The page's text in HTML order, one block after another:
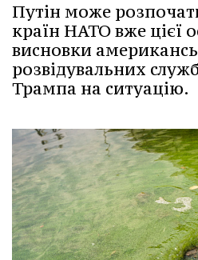
Путін може
країн НАТО вже цієї
висновки
розвідувальних
Трампа на ситуацію.